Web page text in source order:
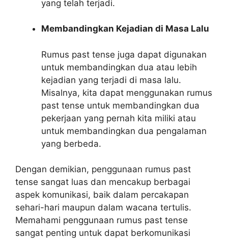
yang telah terjadi.
Membandingkan Kejadian di Masa Lalu
Rumus past tense juga dapat digunakan
untuk membandingkan dua atau lebih
kejadian yang terjadi di masa lalu.
Misalnya, kita dapat menggunakan rumus
past tense untuk membandingkan dua
pekerjaan yang pernah kita miliki atau
untuk membandingkan dua pengalaman
yang berbeda.
Dengan demikian, penggunaan rumus past
tense sangat luas dan mencakup berbagai
aspek komunikasi, baik dalam percakapan
sehari-hari maupun dalam wacana tertulis.
Memahami penggunaan rumus past tense
sangat penting untuk dapat berkomunikasi